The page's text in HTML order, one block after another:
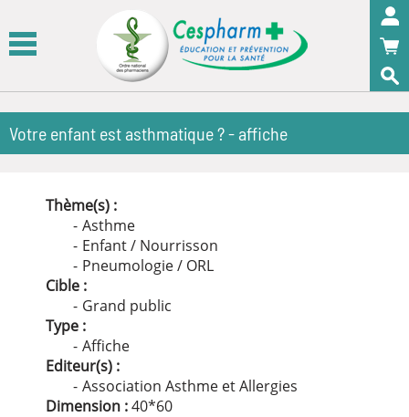
Votre enfant est asthmatique ? - affiche
Thème(s) :
Asthme
Enfant / Nourrisson
Pneumologie / ORL
Cible :
Grand public
Type :
Affiche
Editeur(s) :
Association Asthme et Allergies
Dimension :40*60